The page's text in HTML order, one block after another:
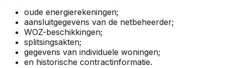
oude energierekeningen;
aansluitgegevens van de netbeheerder;
WOZ-beschikkingen;
splitsingsakten;
gegevens van individuele woningen;
en historische contractinformatie.